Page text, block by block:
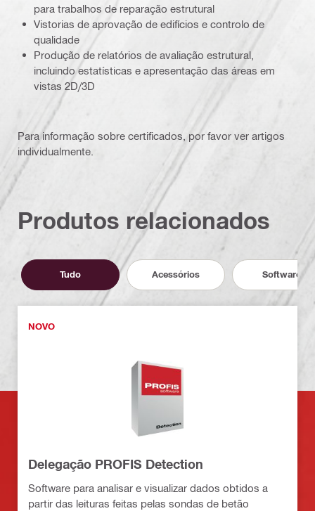
para trabalhos de reparação estrutural
Vistorias de aprovação de edifícios e controlo de
qualidade
Produção de relatórios de avaliação estrutural,
incluindo estatísticas e apresentação das áreas em
vistas 2D/3D
Para informação sobre certificados, por favor ver artigos
individualmente.
Produtos relacionados
Tudo Acessórios Software
NOVO
Delegação PROFIS Detection
Software para analisar e visualizar dados obtidos a
partir das leituras feitas pelas sondas de betão